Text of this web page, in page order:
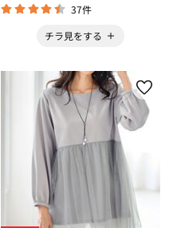
37件
チラ見をする